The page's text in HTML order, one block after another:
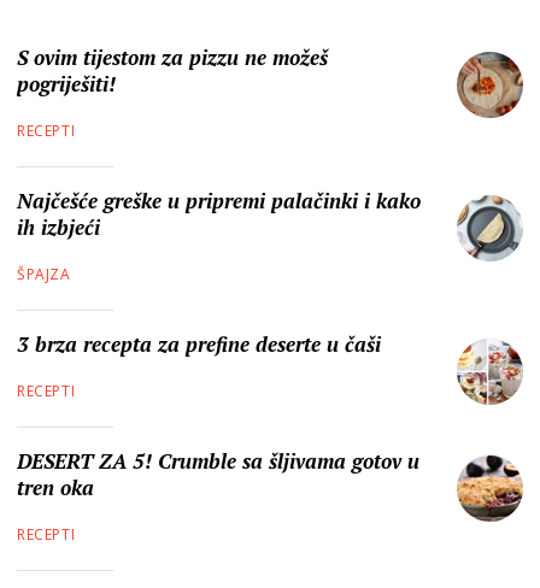
S ovim tijestom za pizzu ne možeš
pogriješiti!
RECEPTI
Najčešće greške u pripremi palačinki i kako
ih izbjeći
ŠPAJZA
3 brza recepta za prefine deserte u čaši
RECEPTI
DESERT ZA 5! Crumble sa šljivama gotov u
tren oka
RECEPTI